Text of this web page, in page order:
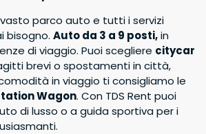
vasto parco auto e tutti i servizi
bisogno. Auto da 3 a 9 posti,in
di viaggio. Puoi scegliere citycar
brevi o spostamenti in città,
in viaggio ti consigliamo le
Wagon. Con TDS Rent puoi
di lusso o a guida sportiva per i
Ore
età maggiore di 20 anni
TDS Rent